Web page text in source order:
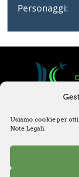
Usiamo cookie per
Note Legali.
Personaggi:
Questo sito
a The Walt
Ogni nome,
forma,